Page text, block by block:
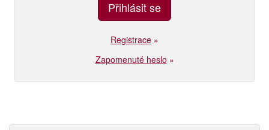
Registrace »
Zapomenuté heslo »